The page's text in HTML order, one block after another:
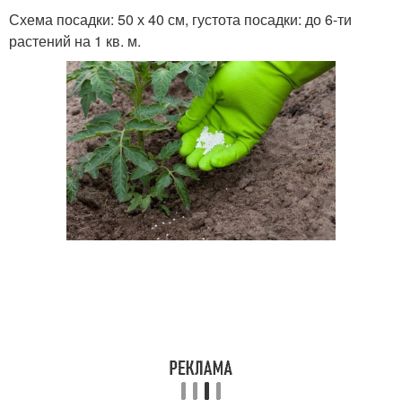
Схема посадки: 50 х 40 см, густота посадки: до 6-ти
растений на 1 кв. м.